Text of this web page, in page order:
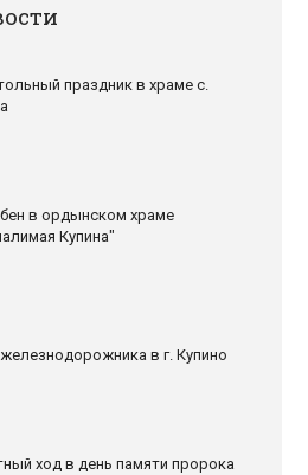
праздник в храме с.
в ордынском храме
Купина"
в г. Купино
ход в день памяти пророка